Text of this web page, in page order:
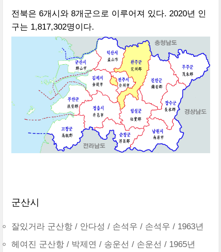
전북은 6개시와 8개군으로 이루어져 있다. 2020년 인
구는 1,817,302명이다.
군산시
잘있거라 군산항 / 안다성 / 손석우 / 손석우 / 1963년
헤여진 군산항 / 박제연 / 송운선 / 손운선 / 1965년